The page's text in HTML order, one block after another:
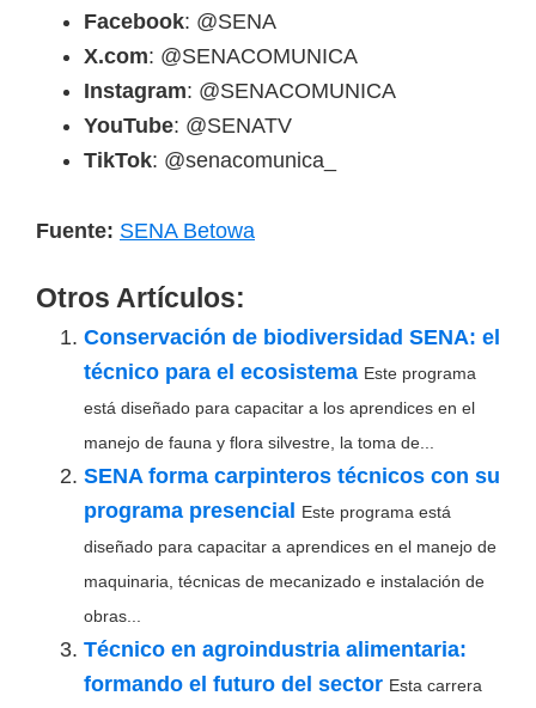
Facebook: @SENA
X.com: @SENACOMUNICA
Instagram: @SENACOMUNICA
YouTube: @SENATV
TikTok: @senacomunica_
Fuente: SENA Betowa
Otros Artículos:
Conservación de biodiversidad SENA: el
técnico para el ecosistema Este programa
está diseñado para capacitar a los aprendices en el
manejo de fauna y flora silvestre, la toma de...
SENA forma carpinteros técnicos con su
programa presencial Este programa está
diseñado para capacitar a aprendices en el manejo de
maquinaria, técnicas de mecanizado e instalación de
obras...
Técnico en agroindustria alimentaria:
formando el futuro del sector Esta carrera